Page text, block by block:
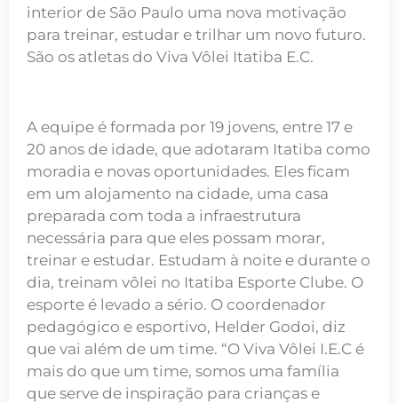
interior de São Paulo uma nova motivação
para treinar, estudar e trilhar um novo futuro.
São os atletas do Viva Vôlei Itatiba E.C.
A equipe é formada por 19 jovens, entre 17 e
20 anos de idade, que adotaram Itatiba como
moradia e novas oportunidades. Eles ficam
em um alojamento na cidade, uma casa
preparada com toda a infraestrutura
necessária para que eles possam morar,
treinar e estudar. Estudam à noite e durante o
dia, treinam vôlei no Itatiba Esporte Clube. O
esporte é levado a sério. O coordenador
pedagógico e esportivo, Helder Godoi, diz
que vai além de um time. “O Viva Vôlei I.E.C é
mais do que um time, somos uma família
que serve de inspiração para crianças e